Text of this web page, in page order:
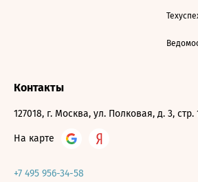
Контакты
127018, г. Москва, ул. Полковая, д. 3, стр.
На карте
+7 495 956-34-58